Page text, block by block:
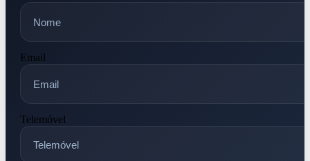
Email
Telemóvel